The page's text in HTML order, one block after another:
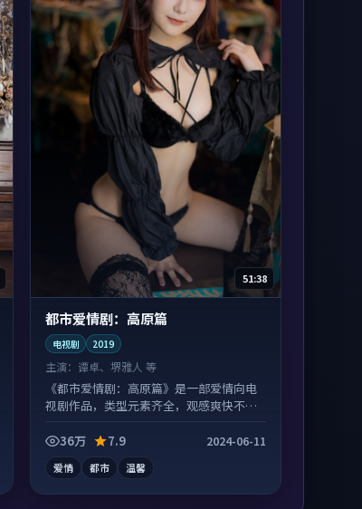
51:38
都市爱情剧：高原篇
电视剧 2019
主演：谭卓、堺雅人 等
《都市爱情剧：高原篇》是一部爱情向电
视剧作品，类型元素齐全，观感爽快不拖
36万
7.9 2024-06-11
爱情 都市 温馨